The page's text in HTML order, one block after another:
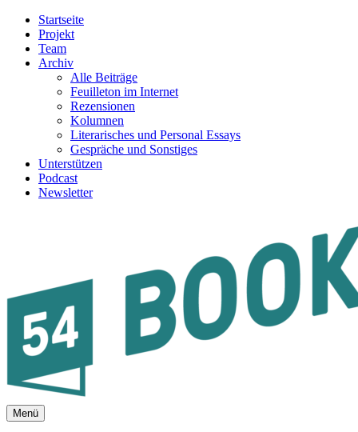
Startseite
Projekt
Team
Archiv
Alle Beiträge
Feuilleton im Internet
Rezensionen
Kolumnen
Literarisches und Personal Essays
Gespräche und Sonstiges
Unterstützen
Podcast
Newsletter
FEUILLETON IM INTERNET
Menü